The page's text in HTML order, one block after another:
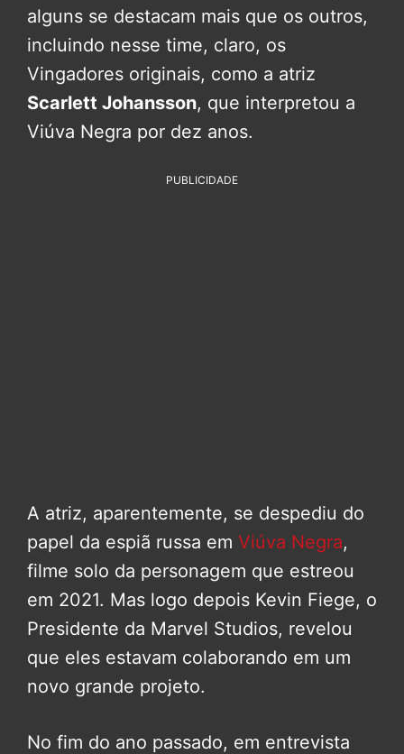
alguns se destacam mais que os outros,
incluindo nesse time, claro, os
Vingadores originais, como a atriz
Scarlett Johansson, que interpretou a
Viúva Negra por dez anos.
PUBLICIDADE
A atriz, aparentemente, se despediu do
papel da espiã russa em Viúva Negra,
filme solo da personagem que estreou
em 2021. Mas logo depois Kevin Fiege, o
Presidente da Marvel Studios, revelou
que eles estavam colaborando em um
novo grande projeto.
No fim do ano passado, em entrevista